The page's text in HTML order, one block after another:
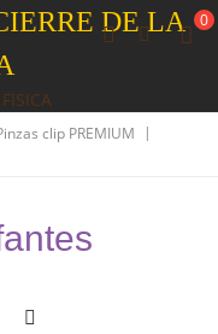
DE LA
0
clip PREMIUM
|